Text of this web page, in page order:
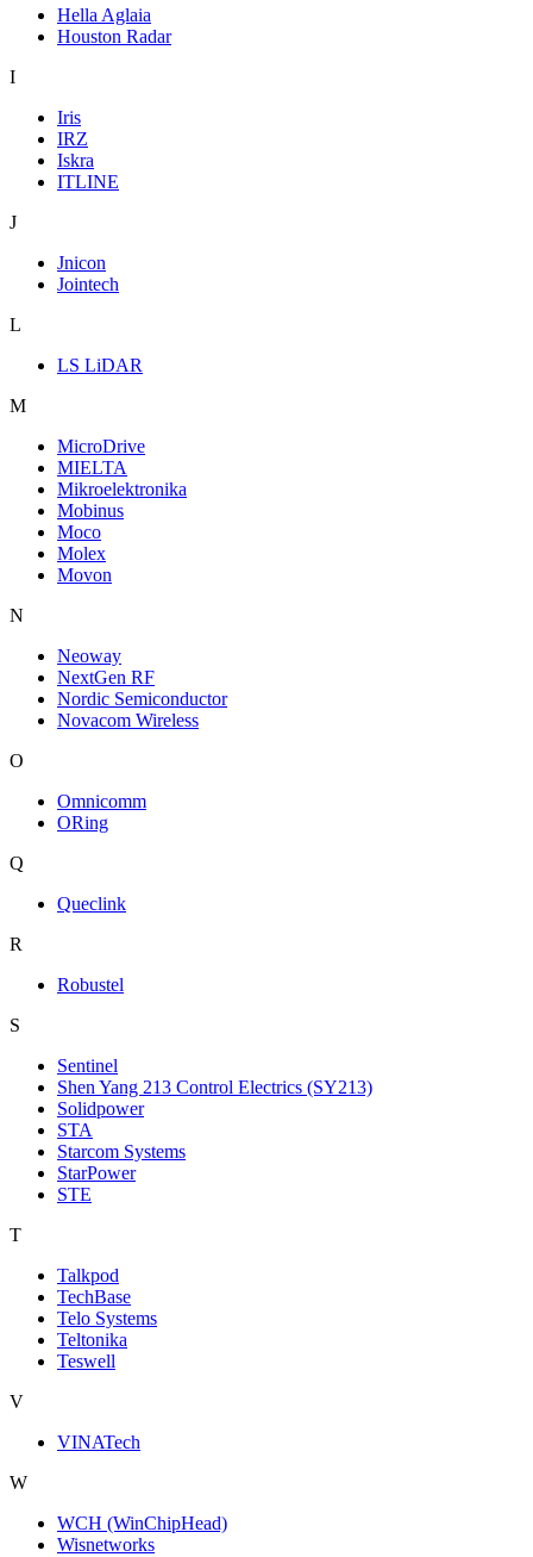
Hella Aglaia
Houston Radar
I
Iris
IRZ
Iskra
ITLINE
J
Jnicon
Jointech
L
LS LiDAR
M
MicroDrive
MIELTA
Mikroelektronika
Mobinus
Moco
Molex
Movon
N
Neoway
NextGen RF
Nordic Semiconductor
Novacom Wireless
O
Omnicomm
ORing
Q
Queclink
R
Robustel
S
Sentinel
Shen Yang 213 Control Electrics (SY213)
Solidpower
STA
Starcom Systems
StarPower
STE
T
Talkpod
TechBase
Telo Systems
Teltonika
Teswell
V
VINATech
W
WCH (WinChipHead)
Wisnetworks